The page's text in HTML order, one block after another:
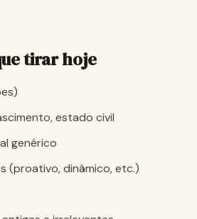
tirar hoje
estado civil
genérico
(proativo, dinâmico, etc.)